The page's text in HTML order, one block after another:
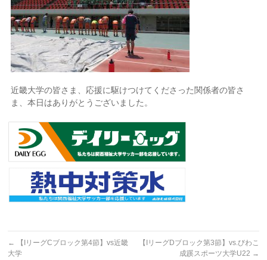
近畿大学の皆さま、応援に駆けつけてくださった関係者の皆さ
ま、本日はありがとうございました。
←
【IリーグCブロック第4節】vs近畿
大学
【IリーグDブロック第3節】vs.びわこ
成蹊スポーツ大学U22 →